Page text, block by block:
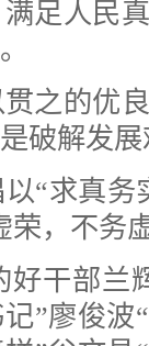
足人民
的优良
破解发
求真务
，不务
干部兰
”廖俊波